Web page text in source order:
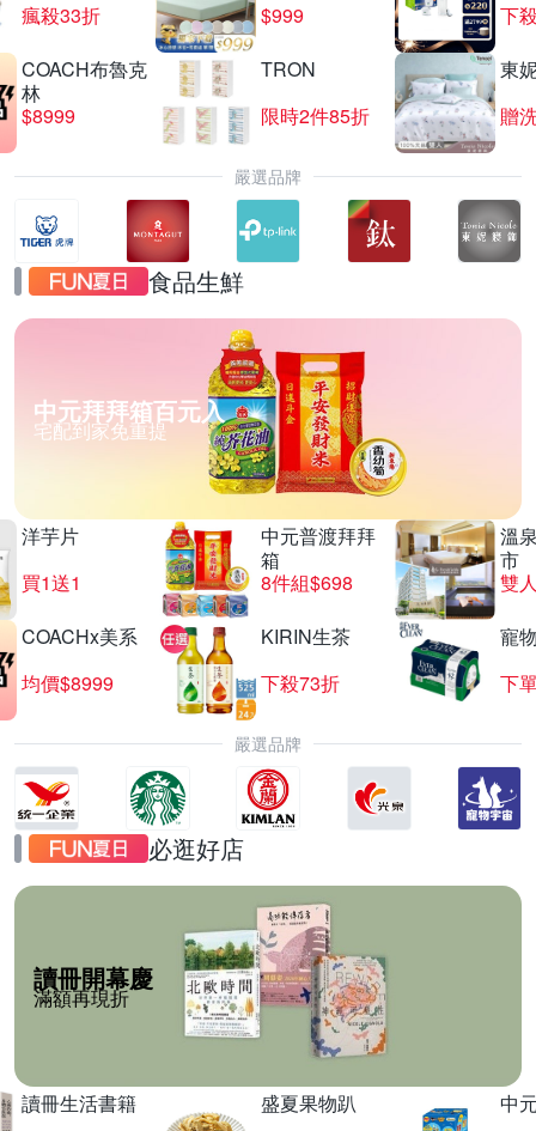
瘋殺33折
$999
下
COACH布魯克
林
$8999
TRON
限時2件85折
東
贈
嚴選品牌
食品生鮮
中元拜拜箱百元入
宅配到家免重提
洋芋片
買1送1
中元普渡拜拜
箱
8件組$698
溫
市
COACHx美系
均價$8999
KIRIN生茶
下殺73折
寵
下
嚴選品牌
必逛好店
讀冊開幕慶
滿額再現折
讀冊生活書籍
盛夏果物趴
中